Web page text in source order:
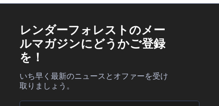
レンダーフォレストのメー
ルマガジンにどうかご登録
を！
いち早く最新のニュースとオファーを受け
取りましょう。